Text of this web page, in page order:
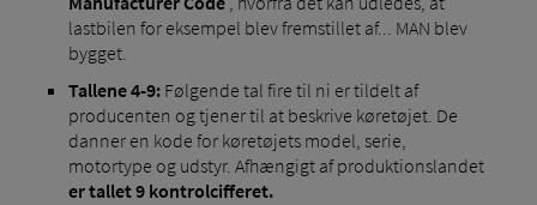
lastbilen for eksempel blev fremstillet af... MAN blev
bygget.
Tallene 4-9:Følgende tal fire til ni er tildelt af
producenten og tjener til at beskrive køretøjet. De
danner en kode for køretøjets model, serie,
motortype og udstyr. Afhængigt af produktionslandet
er tallet 9 kontrolcifferet.